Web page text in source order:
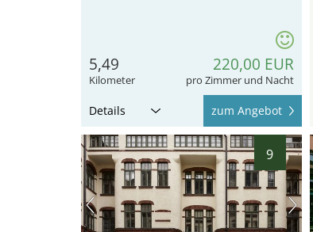
5,49
Kilometer
220,00 EUR
pro Zimmer und Nacht
Details zum Angebot
9